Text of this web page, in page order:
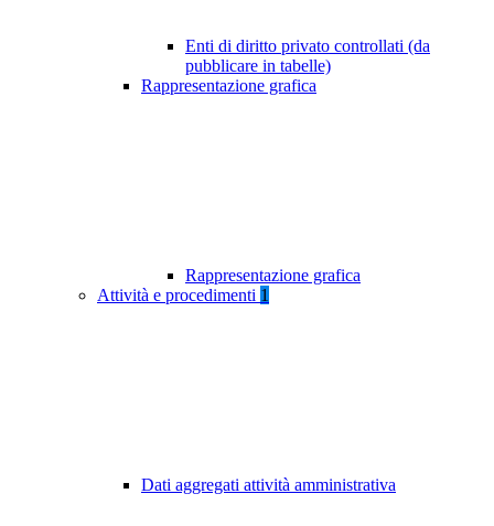
Enti di diritto privato controllati (da
pubblicare in tabelle)
Rappresentazione grafica
Rappresentazione grafica
Attività e procedimenti 1
Dati aggregati attività amministrativa